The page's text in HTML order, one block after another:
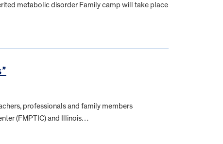
metabolic disorder Family camp will take place
professionals and family members
(FMPTIC) and Illinois…